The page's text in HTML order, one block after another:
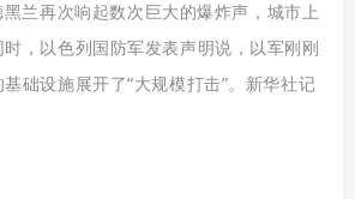
兰再次响起数次巨大的爆炸声，城市上
，以色列国防军发表声明说，以军刚刚
础设施展开了“大规模打击”。新华社记